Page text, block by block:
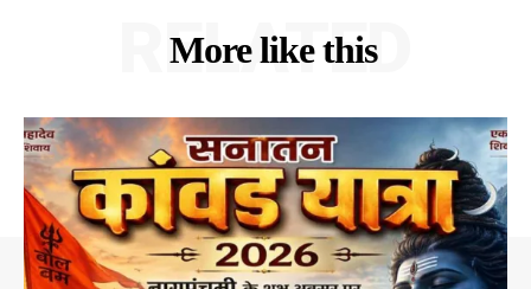
More like this
RELATED